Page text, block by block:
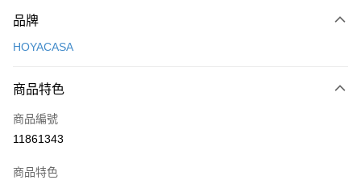
信用卡一次付款
Apple Pay
大哥付你分期
相關說明
1.本服務由台灣大哥大提供，台灣大哥大用戶可立即使用無須另外申請。
AFTEE先享後付
品牌
HOYACASA
商品特色
商品編號
11861343
商品特色